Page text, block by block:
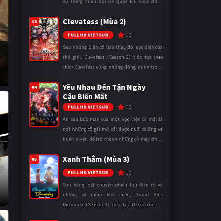
vụ trong quân đội Đế quốc khi cuộc chiến
mặt trận. Dù sở hữu tài năn ...
#3 Clevatess (Mùa 2)
FULL HD VIETSUB 10
Sau những biến cố làm thay đổi cục diện của
thế giới, Clevatess (Season 2) tiếp tục theo
chân Clevatess cùng những đồng minh trong
loại đến bờ vực diệ ...
#4
Yêu Nhau Đến Tận Ngày
Cậu Biến Mất
FULL HD VIETSUB 10
Ẩn sau bức màn của một học viện bí mật là
nơi những cô gái mồ côi được nuôi dưỡng và
huấn luyện để trở thành những cỗ máy chiến
được xem là điều hiển nh ...
#5 Xanh Thẳm (Mùa 3)
FULL HD VIETSUB 10
Sau hàng loạt chuyến phiêu lưu điên rồ và
những kỷ niệm khó quên, Grand Blue
Dreaming (Season 3) tiếp tục theo chân Iori